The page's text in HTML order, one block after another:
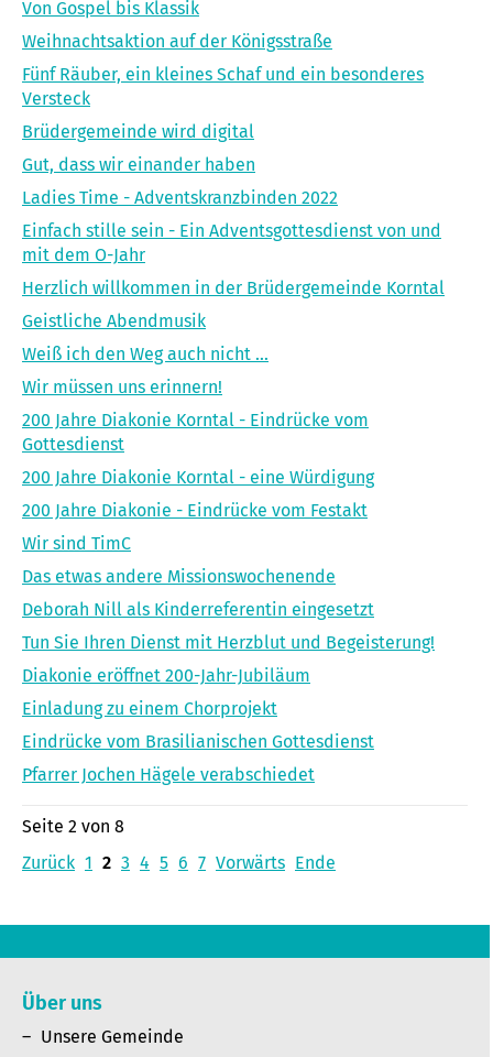
Von Gospel bis Klassik
Weihnachtsaktion auf der Königsstraße
Fünf Räuber, ein kleines Schaf und ein besonderes
Versteck
Brüdergemeinde wird digital
Gut, dass wir einander haben
Ladies Time - Adventskranzbinden 2022
Einfach stille sein - Ein Adventsgottesdienst von und
mit dem O-Jahr
Herzlich willkommen in der Brüdergemeinde Korntal
Geistliche Abendmusik
Weiß ich den Weg auch nicht ...
Wir müssen uns erinnern!
200 Jahre Diakonie Korntal - Eindrücke vom
Gottesdienst
200 Jahre Diakonie Korntal - eine Würdigung
200 Jahre Diakonie - Eindrücke vom Festakt
Wir sind TimC
Das etwas andere Missionswochenende
Deborah Nill als Kinderreferentin eingesetzt
Tun Sie Ihren Dienst mit Herzblut und Begeisterung!
Diakonie eröffnet 200-Jahr-Jubiläum
Einladung zu einem Chorprojekt
Eindrücke vom Brasilianischen Gottesdienst
Pfarrer Jochen Hägele verabschiedet
Seite 2 von 8
Zurück 1 2 3 4 5 6 7 Vorwärts Ende
Über uns
Unsere Gemeinde